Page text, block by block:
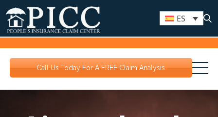
ES
Call Us Today For A FREE Claim Analysis